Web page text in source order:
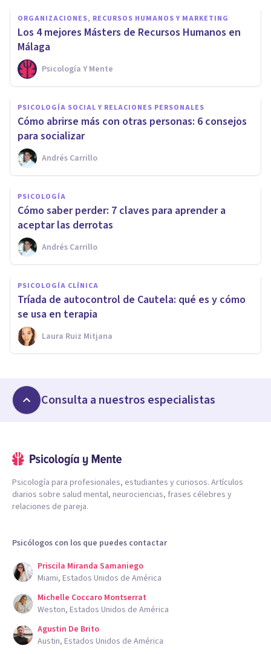
ORGANIZACIONES, RECURSOS HUMANOS Y MARKETING
Los 4 mejores Másters de Recursos Humanos en
Málaga
Psicología Y Mente
PSICOLOGÍA SOCIAL Y RELACIONES PERSONALES
Cómo abrirse más con otras personas: 6 consejos
para socializar
Andrés Carrillo
PSICOLOGÍA
Cómo saber perder: 7 claves para aprender a
aceptar las derrotas
Andrés Carrillo
PSICOLOGÍA CLÍNICA
Tríada de autocontrol de Cautela: qué es y cómo
se usa en terapia
Laura Ruiz Mitjana
Consulta a nuestros especialistas
Psicología para profesionales, estudiantes y curiosos. Artículos
diarios sobre salud mental, neurociencias, frases célebres y
relaciones de pareja.
Psicólogos con los que puedes contactar
Priscila Miranda Samaniego
Miami, Estados Unidos de América
Michelle Coccaro Montserrat
Weston, Estados Unidos de América
Agustin De Brito
Austin, Estados Unidos de América